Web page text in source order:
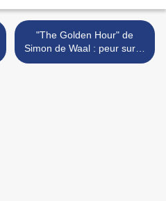
"The Golden Hour" de
Simon de Waal : peur sur la
ville… >